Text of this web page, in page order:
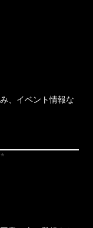
、イベント情報な